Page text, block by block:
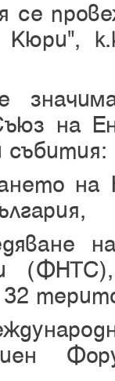
се
на
събития:
на